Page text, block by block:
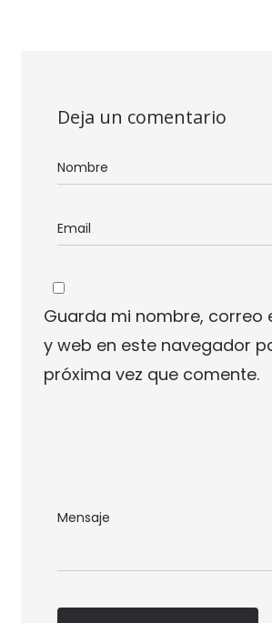
Deja un comentario
Guarda mi nombre, correo
y web en este navegador
próxima vez que comente.